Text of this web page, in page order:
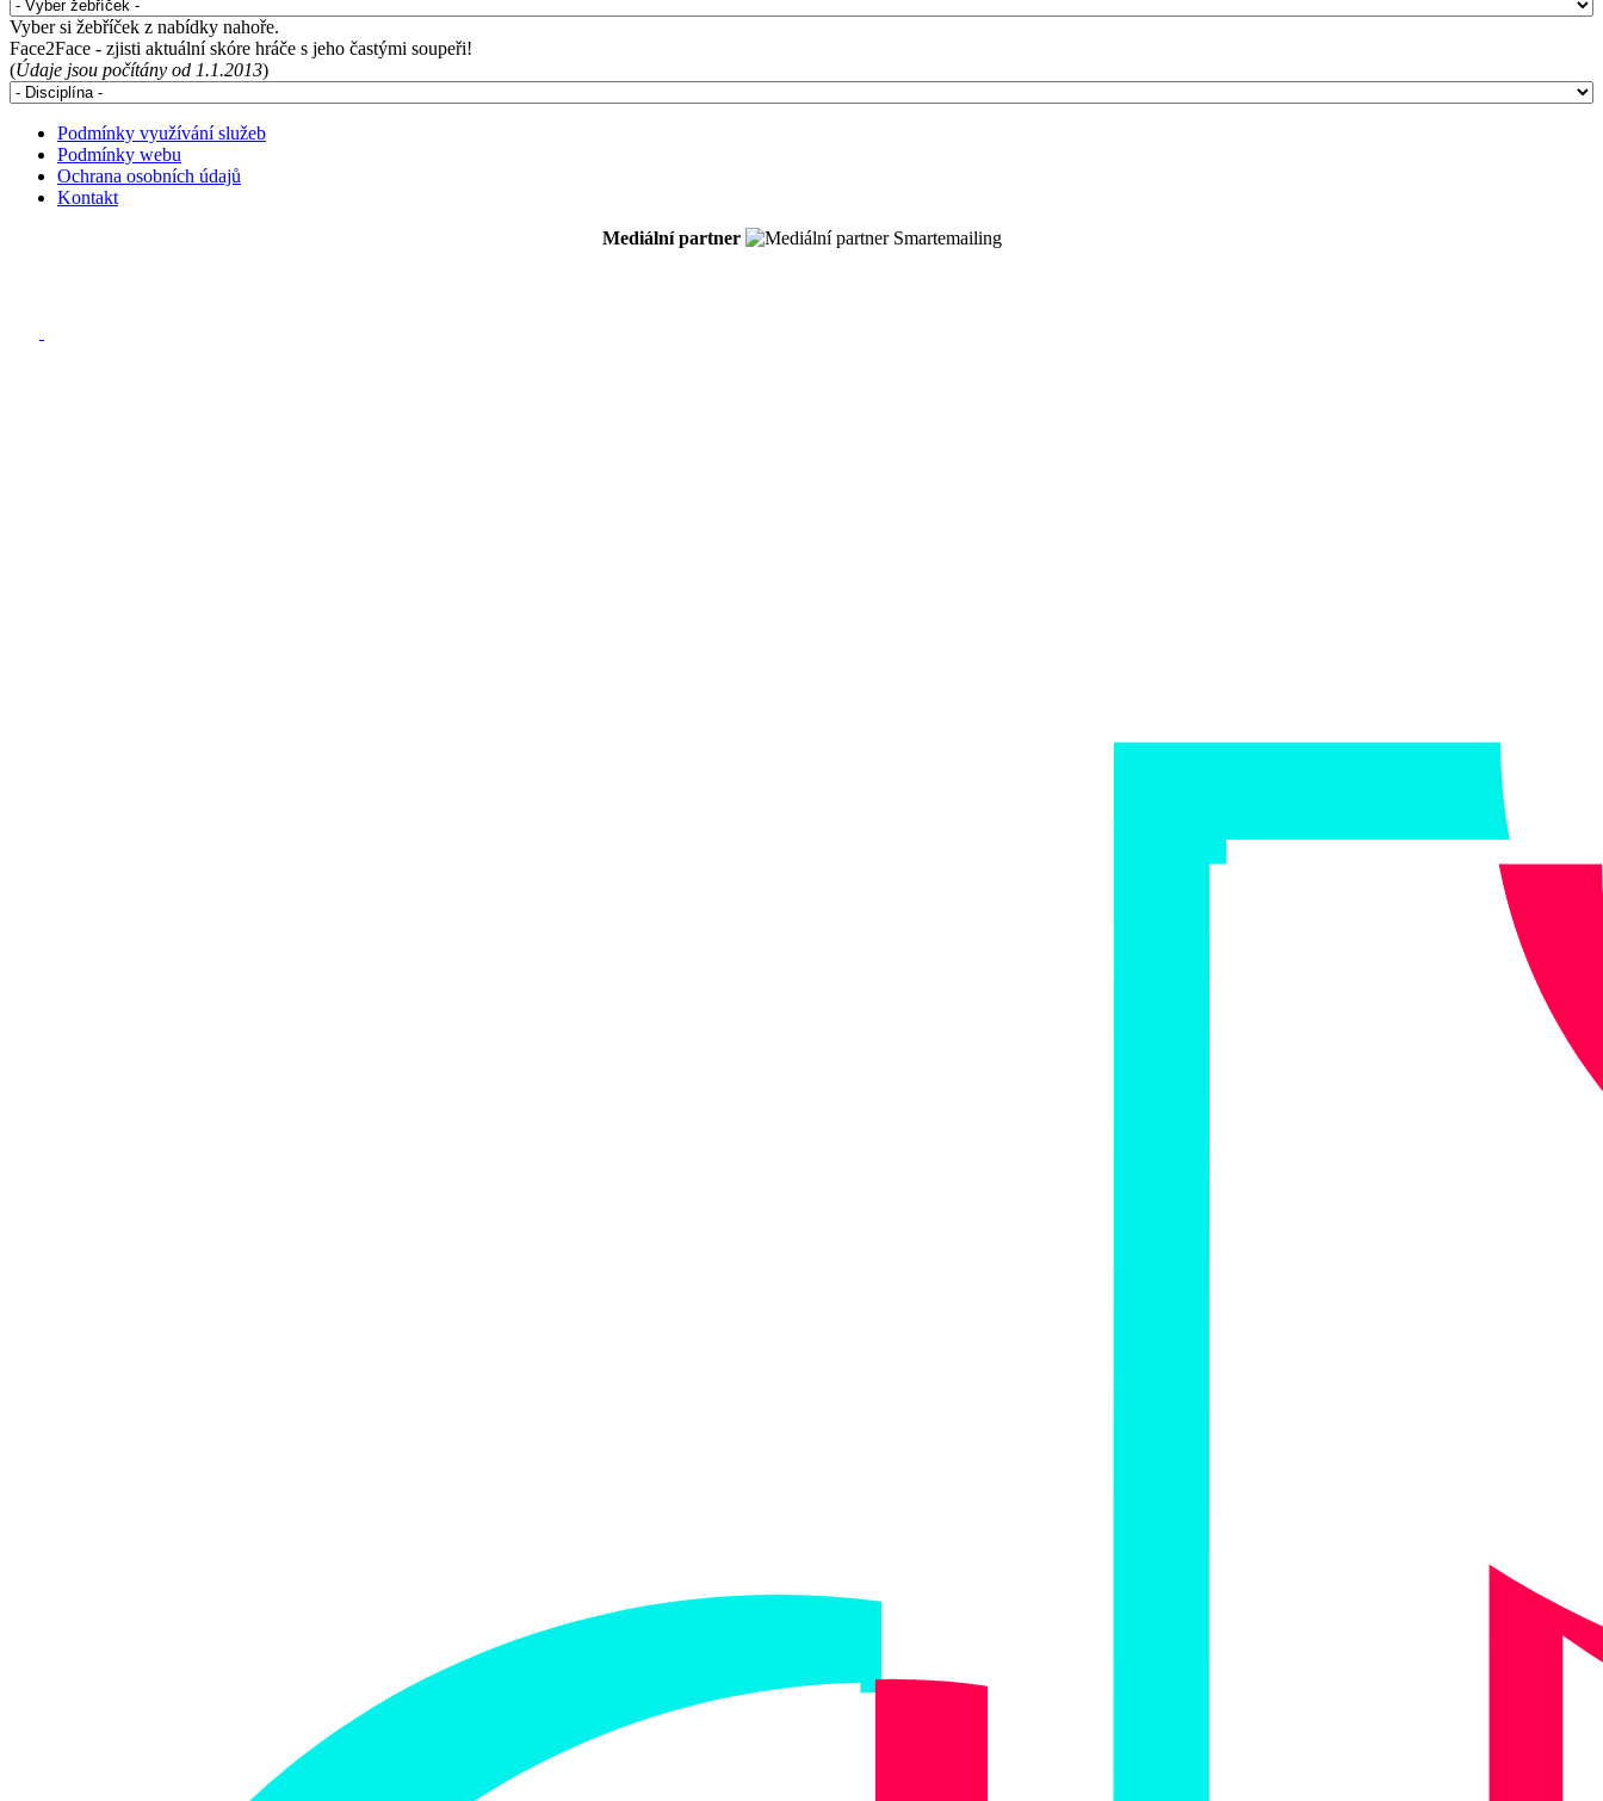
Vyber si žebříček z nabídky nahoře.
Face2Face - zjisti aktuální skóre hráče s jeho častými soupeři!
(Údaje jsou počítány od 1.1.2013)
Podmínky využívání služeb
Podmínky webu
Ochrana osobních údajů
Kontakt
Mediální partner